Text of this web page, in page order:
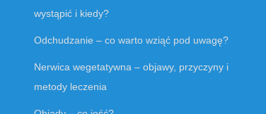
wystąpić i kiedy?
Odchudzanie – co warto wziąć pod uwagę?
Nerwica wegetatywna – objawy, przyczyny i
metody leczenia